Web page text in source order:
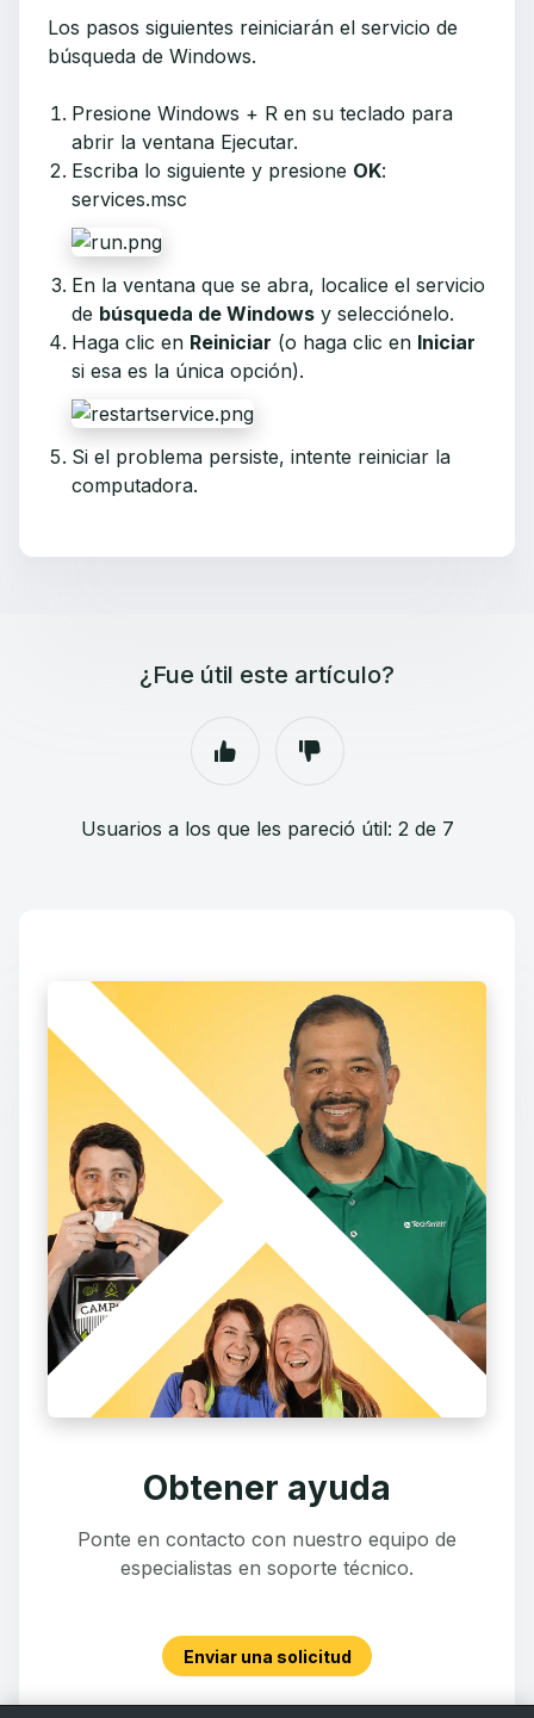
Los pasos siguientes reiniciarán el servicio de
búsqueda de Windows.
Presione Windows + R en su teclado para
abrir la ventana Ejecutar.
Escriba lo siguiente y presione OK:
services.msc
En la ventana que se abra, localice el servicio
de búsqueda de Windows y selecciónelo.
Haga clic en Reiniciar (o haga clic en Iniciar
si esa es la única opción).
Si el problema persiste, intente reiniciar la
computadora.
¿Fue útil este artículo?
Usuarios a los que les pareció útil: 2 de 7
Obtener ayuda
Ponte en contacto con nuestro equipo de
especialistas en soporte técnico.
Enviar una solicitud